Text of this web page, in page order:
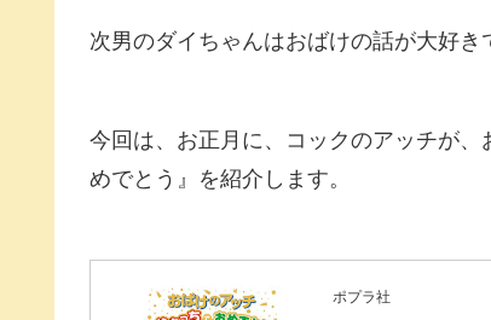
次男のダイちゃんはおばけの話が大好き
今回は、お正月に、コックのアッチが
めでとう』を紹介します。
ポプラ社